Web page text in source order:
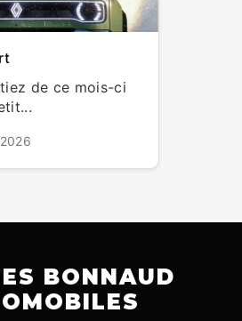
de ce mois-ci
BONNAUD